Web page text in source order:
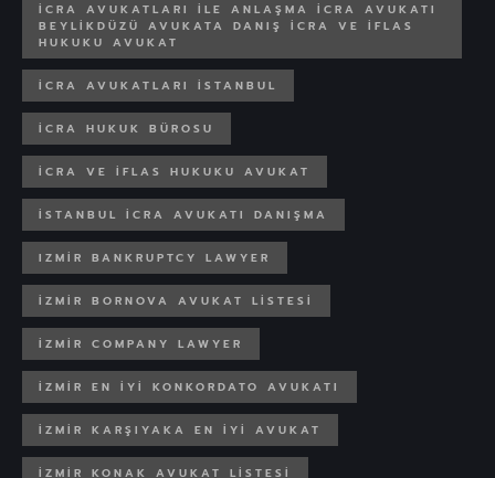
İCRA AVUKATLARI ILE ANLAŞMA İCRA AVUKATI
BEYLIKDÜZÜ AVUKATA DANIŞ İCRA VE İFLAS
HUKUKU AVUKAT
İCRA AVUKATLARI İSTANBUL
İCRA HUKUK BÜROSU
İCRA VE İFLAS HUKUKU AVUKAT
İSTANBUL İCRA AVUKATI DANIŞMA
IZMIR BANKRUPTCY LAWYER
İZMIR BORNOVA AVUKAT LISTESI
IZMIR COMPANY LAWYER
IZMIR EN IYI KONKORDATO AVUKATI
İZMIR KARŞIYAKA EN IYI AVUKAT
İZMIR KONAK AVUKAT LISTESI